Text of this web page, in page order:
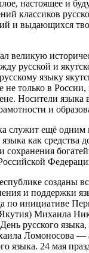
настоящее и
классиков
и выдающихся
великую
русской и
языку
не только в России,
Носители языка
и
служит ещё
как средства
сохранения
созданы
и поддержки
по инициативе
Михаила
русского
Ломоносова —
языка. 24 мая